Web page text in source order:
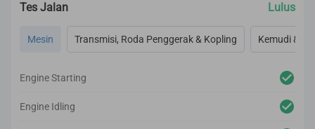
Tes Jalan Lulus
Mesin Transmisi, Roda Penggerak & Kopling Kemudi &
Engine Starting
Engine Idling